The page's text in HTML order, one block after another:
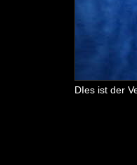
DIes ist der